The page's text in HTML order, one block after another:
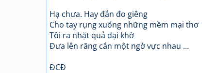
Hạ chưa. Hay đắn đo giêng
Cho tay rụng xuống những mềm mại thơ
Tôi ra nhặt quả dại khờ
Đưa lên răng cắn một ngờ vực nhau …
ĐCĐ